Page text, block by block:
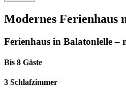
Modernes Ferienhaus
Ferienhaus in Balatonlelle –
Bis 8 Gäste
3 Schlafzimmer